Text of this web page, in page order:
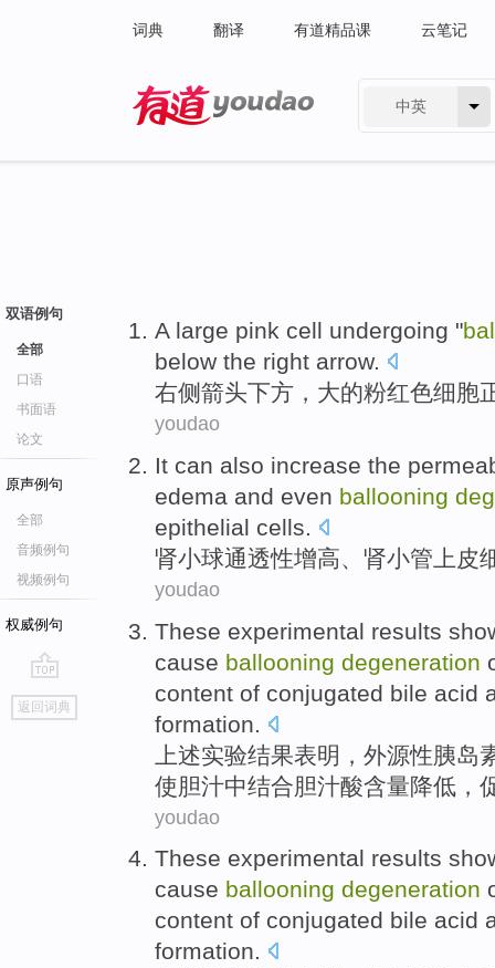
词典 翻译 有道精品课 云笔记
中英
双语例句
全部
口语
书面语
论文
原声例句
全部
音频例句
视频例句
权威例句
go
top
返回词典
A large pink cell undergoing "
below the right arrow.
右侧箭头下方 ， 大的粉红色细胞
youdao
It can also increase the
edema and even ballooning
epithelial cells.
肾小球通透性增高、 肾小管 上皮
youdao
These experimental results
cause ballooning degeneration
content of conjugated bile acid
formation
上述实验结果表明 ， 外源性胰岛
使胆汁中结合胆汁酸含量降低 ，
youdao
These experimental results
cause ballooning degeneration
content of conjugated bile acid
formation.